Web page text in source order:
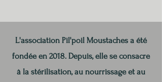
L'association Pil'poil Moustaches a été
fondée en 2018. Depuis, elle se consacre
à la stérilisation, au nourrissage et au